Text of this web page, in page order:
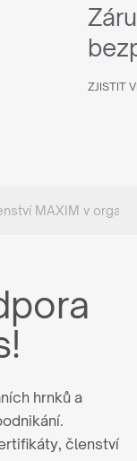
ZJISTIT
MAXIM v
hrnků a
členství